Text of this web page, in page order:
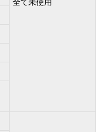
全て未使用